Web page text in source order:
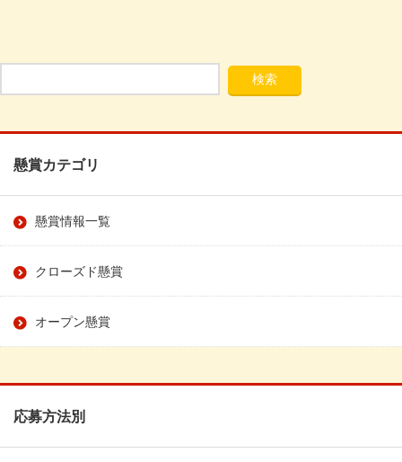
懸賞カテゴリ
懸賞情報一覧
クローズド懸賞
オープン懸賞
応募方法別